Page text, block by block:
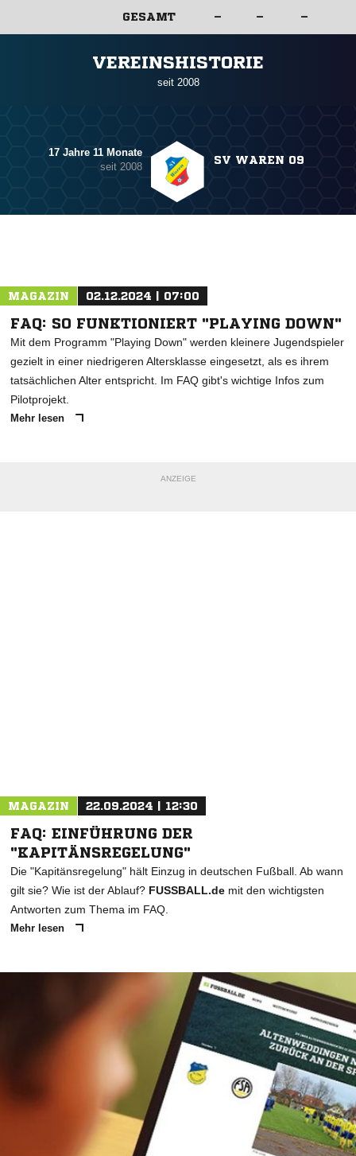
GESAMT – – –
VEREINSHISTORIE
seit 2008
17 Jahre 11 Monate
seit 2008
SV WAREN 09
MAGAZIN 02.12.2024 | 07:00
FAQ: SO FUNKTIONIERT "PLAYING DOWN"
Mit dem Programm "Playing Down" werden kleinere Jugendspieler
gezielt in einer niedrigeren Altersklasse eingesetzt, als es ihrem
tatsächlichen Alter entspricht. Im FAQ gibt's wichtige Infos zum
Pilotprojekt.
Mehr lesen
ANZEIGE
MAGAZIN 22.09.2024 | 12:30
FAQ: EINFÜHRUNG DER
"KAPITÄNSREGELUNG"
Die "Kapitänsregelung" hält Einzug in deutschen Fußball. Ab wann
gilt sie? Wie ist der Ablauf? FUSSBALL.de mit den wichtigsten
Antworten zum Thema im FAQ.
Mehr lesen